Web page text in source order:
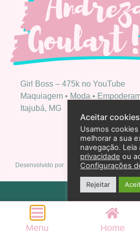
Girl Boss – 475k no YouTube
Maquiagem • Moda •
Itajubá, MG
Desenvolvido por
Política de
2026 – Andreza Goulart – Todos
Aceitar cookies
Usamos
melhorar a sua
navegação. Leia
privacidade ou
Configurações
Rejeitar
Menu Home